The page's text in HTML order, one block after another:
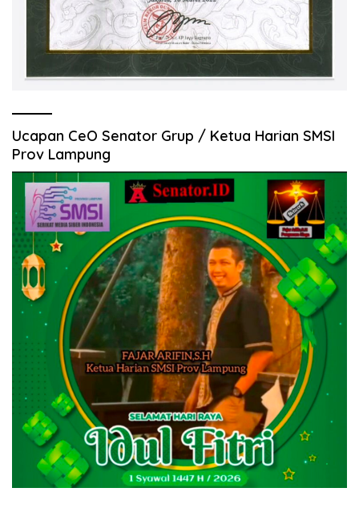
Ucapan CeO Senator Grup / Ketua Harian SMSI
Prov Lampung